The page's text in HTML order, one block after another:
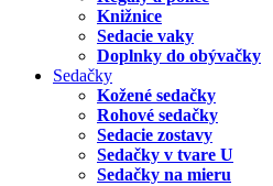
Knižnice
Sedacie vaky
Doplnky do obývačky
Sedačky
Kožené sedačky
Rohové sedačky
Sedacie zostavy
Sedačky v tvare U
Sedačky na mieru